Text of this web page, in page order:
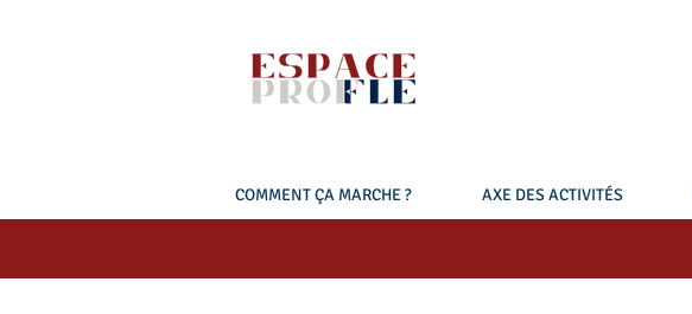
COMMENT ÇA MARCHE ? AXE DES ACTIVITÉS